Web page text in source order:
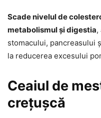
Scade nivelul de
metabolismul și digestia,
stomacului, pancreasului
la reducerea excesului
Ceaiul de
crețușcă